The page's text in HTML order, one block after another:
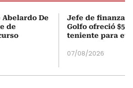
De
de
Jefe de finanzas
Golfo ofreció
teniente para
07/08/2026